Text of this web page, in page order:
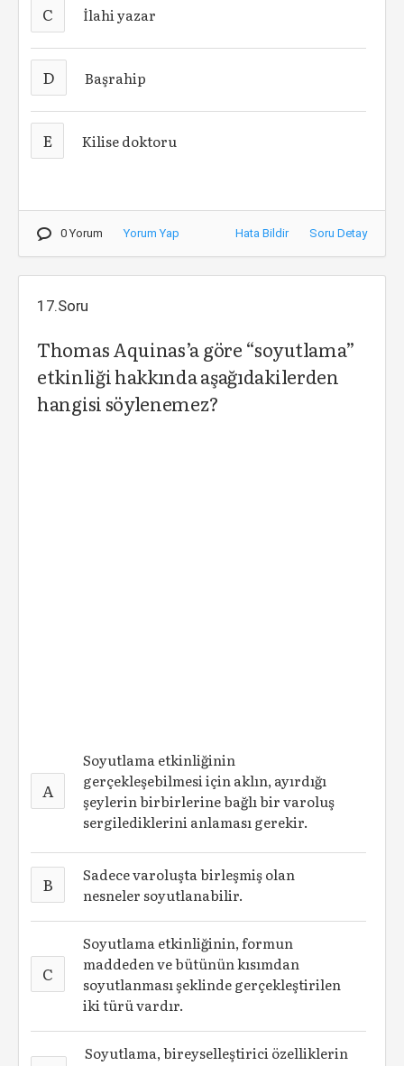
C İlahi yazar
D Başrahip
E Kilise doktoru
0 Yorum Yorum Yap Hata Bildir Soru Detay
17.Soru
Thomas Aquinas’a göre “soyutlama”
etkinliği hakkında aşağıdakilerden
hangisi söylenemez?
A
Soyutlama etkinliğinin
gerçekleşebilmesi için aklın, ayırdığı
şeylerin birbirlerine bağlı bir varoluş
sergilediklerini anlaması gerekir.
B
Sadece varoluşta birleşmiş olan
nesneler soyutlanabilir.
C
Soyutlama etkinliğinin, formun
maddeden ve bütünün kısımdan
soyutlanması şeklinde gerçekleştirilen
iki türü vardır.
Soyutlama, bireyselleştirici özelliklerin